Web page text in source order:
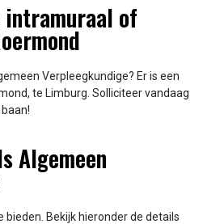
intramuraal of
Verpleegkundige? Er is een
te Limburg. Solliciteer vandaag
Algemeen
Bekijk hieronder de details